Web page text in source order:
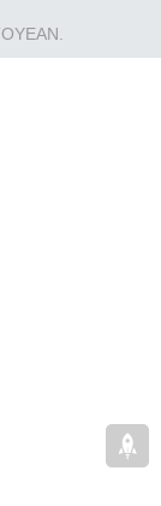
风味上可能有一